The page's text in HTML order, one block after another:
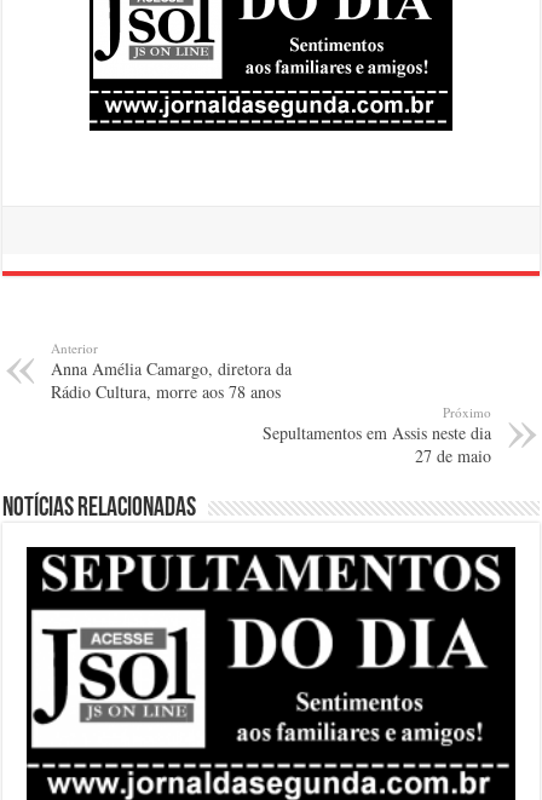
Anterior
Anna Amélia Camargo, diretora da
Rádio Cultura, morre aos 78 anos
Próximo
Sepultamentos em Assis neste dia
27 de maio
Notícias relacionadas